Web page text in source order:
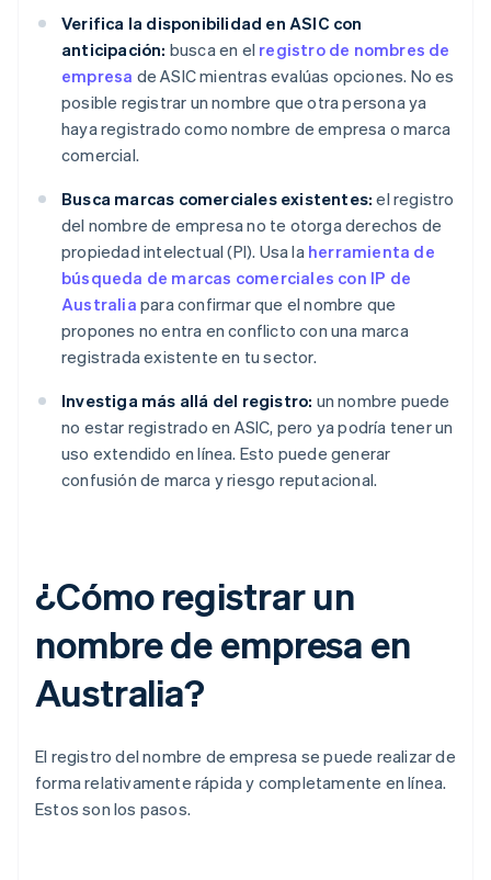
Verifica la disponibilidad en ASIC con
anticipación: busca en el registro de nombres de
empresa de ASIC mientras evalúas opciones. No es
posible registrar un nombre que otra persona ya
haya registrado como nombre de empresa o marca
comercial.
Busca marcas comerciales existentes: el registro
del nombre de empresa no te otorga derechos de
propiedad intelectual (PI). Usa la herramienta de
búsqueda de marcas comerciales con IP de
Australia para confirmar que el nombre que
propones no entra en conflicto con una marca
registrada existente en tu sector.
Investiga más allá del registro: un nombre puede
no estar registrado en ASIC, pero ya podría tener un
uso extendido en línea. Esto puede generar
confusión de marca y riesgo reputacional.
¿Cómo registrar un
nombre de empresa en
Australia?
El registro del nombre de empresa se puede realizar de
forma relativamente rápida y completamente en línea.
Estos son los pasos.